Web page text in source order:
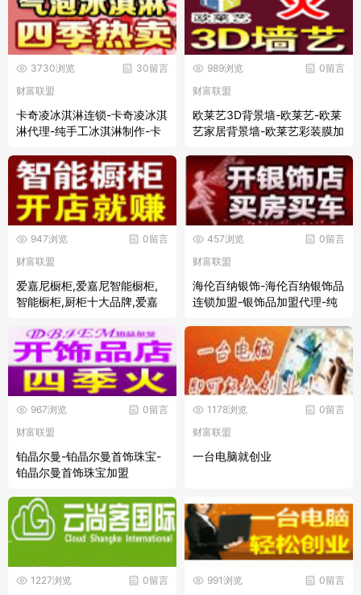
30留言
3730浏览
财富联盟
卡奇凌冰淇淋连锁-卡奇凌冰淇
淋代理-纯手工冰淇淋制作-卡
价格
0留言
989浏览
财富联盟
欧莱艺3D背景墙-欧莱艺-欧莱
艺家居背景墙-欧莱艺彩装膜加
0留言
947浏览
财富联盟
爱嘉尼橱柜,爱嘉尼智能橱柜,
智能橱柜,厨柜十大品牌,爱嘉
0留言
457浏览
财富联盟
海伦百纳银饰-海伦百纳银饰品
连锁加盟-银饰品加盟代理-纯
0留言
967浏览
财富联盟
铂晶尔曼-铂晶尔曼首饰珠宝-
铂晶尔曼首饰珠宝加盟
0留言
1178浏览
财富联盟
一台电脑就创业
0留言
1227浏览 0留言
991浏览